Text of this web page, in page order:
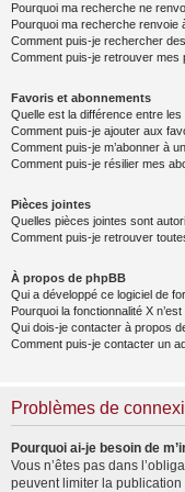
Pourquoi ma recherche ne
Pourquoi ma recherche renvoie
Comment puis-je rechercher
Comment puis-je retrouver
Favoris et abonnements
Quelle est la différence entre
Comment puis-je ajouter aux
Comment puis-je m’abonner à
Comment puis-je résilier mes
Pièces jointes
Quelles pièces jointes sont
Comment puis-je retrouver
À propos de phpBB
Qui a développé ce logiciel de
Pourquoi la fonctionnalité X
Qui dois-je contacter à propos
Comment puis-je contacter un
Problèmes de
Pourquoi ai-je besoin de
Vous n’êtes pas dans
peuvent limiter la